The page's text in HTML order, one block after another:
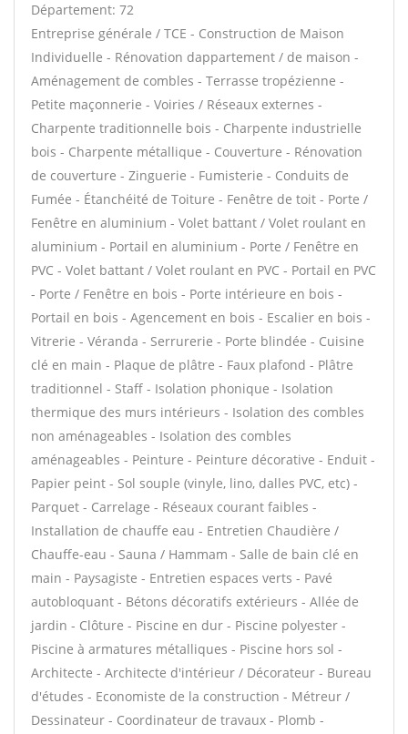
Département: 72
Entreprise générale / TCE - Construction de Maison
Individuelle - Rénovation dappartement / de maison -
Aménagement de combles - Terrasse tropézienne -
Petite maçonnerie - Voiries / Réseaux externes -
Charpente traditionnelle bois - Charpente industrielle
bois - Charpente métallique - Couverture - Rénovation
de couverture - Zinguerie - Fumisterie - Conduits de
Fumée - Étanchéité de Toiture - Fenêtre de toit - Porte /
Fenêtre en aluminium - Volet battant / Volet roulant en
aluminium - Portail en aluminium - Porte / Fenêtre en
PVC - Volet battant / Volet roulant en PVC - Portail en PVC
- Porte / Fenêtre en bois - Porte intérieure en bois -
Portail en bois - Agencement en bois - Escalier en bois -
Vitrerie - Véranda - Serrurerie - Porte blindée - Cuisine
clé en main - Plaque de plâtre - Faux plafond - Plâtre
traditionnel - Staff - Isolation phonique - Isolation
thermique des murs intérieurs - Isolation des combles
non aménageables - Isolation des combles
aménageables - Peinture - Peinture décorative - Enduit -
Papier peint - Sol souple (vinyle, lino, dalles PVC, etc) -
Parquet - Carrelage - Réseaux courant faibles -
Installation de chauffe eau - Entretien Chaudière /
Chauffe-eau - Sauna / Hammam - Salle de bain clé en
main - Paysagiste - Entretien espaces verts - Pavé
autobloquant - Bétons décoratifs extérieurs - Allée de
jardin - Clôture - Piscine en dur - Piscine polyester -
Piscine à armatures métalliques - Piscine hors sol -
Architecte - Architecte d'intérieur / Décorateur - Bureau
d'études - Economiste de la construction - Métreur /
Dessinateur - Coordinateur de travaux - Plomb -